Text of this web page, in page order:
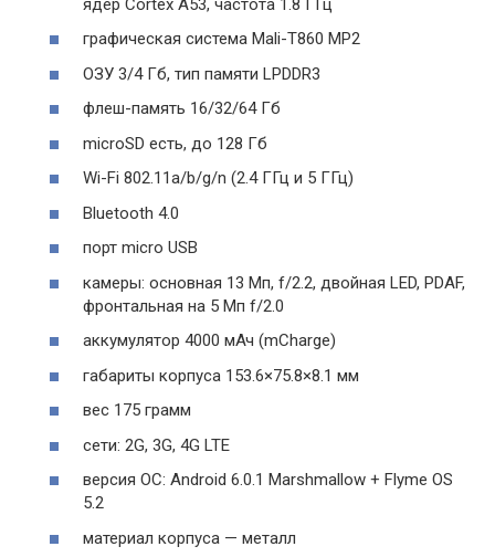
ядер Cortex A53, частота 1.8 ГГц
графическая система Mali-T860 MP2
ОЗУ 3/4 Гб, тип памяти LPDDR3
флеш-память 16/32/64 Гб
microSD есть, до 128 Гб
Wi-Fi 802.11a/b/g/n (2.4 ГГц и 5 ГГц)
Bluetooth 4.0
порт micro USB
камеры: основная 13 Мп, f/2.2, двойная LED, PDAF,
фронтальная на 5 Мп f/2.0
аккумулятор 4000 мАч (mCharge)
габариты корпуса 153.6×75.8×8.1 мм
вес 175 грамм
сети: 2G, 3G, 4G LTE
версия ОС: Android 6.0.1 Marshmallow + Flyme OS
5.2
материал корпуса — металл